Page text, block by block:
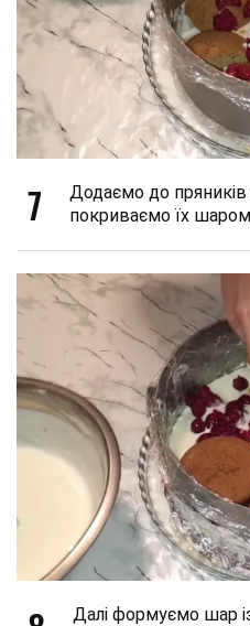
7
Додаємо до
покриваємо їх
Далі формуємо шар